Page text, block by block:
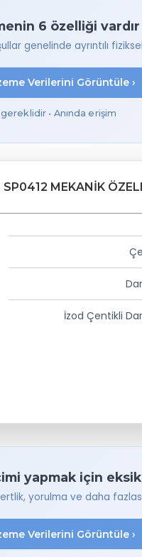
6 özelliği
genelinde ayrıntılı
Verilerini Görüntüle ›
• Anında erişim
MEKANIK
İzod Çentikli
yapmak için
yorulma ve daha
Verilerini Görüntüle ›